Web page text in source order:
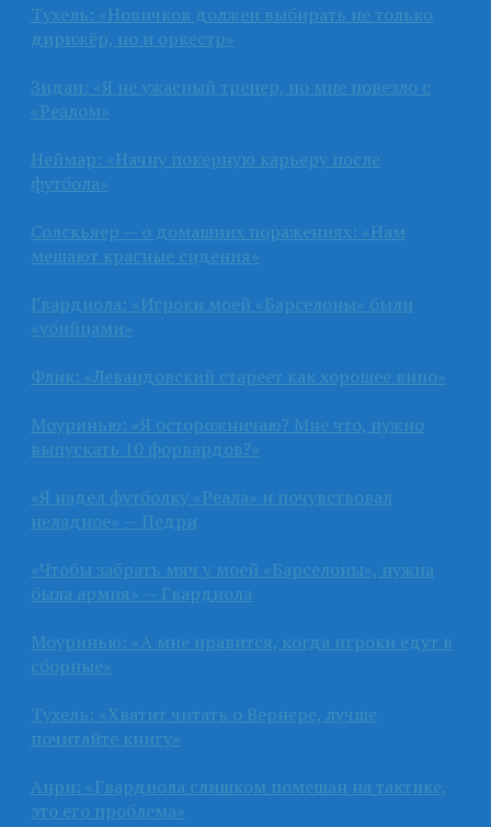
Тухель: «Новичков должен выбирать не только
дирижёр, но и оркестр»
Зидан: «Я не ужасный тренер, но мне повезло с
«Реалом»
Неймар: «Начну покерную карьеру после
футбола»
Солскьяер — о домашних поражениях: «Нам
мешают красные сидения»
Гвардиола: «Игроки моей «Барселоны» были
«убийцами»
Флик: «Левандовский стареет как хорошее вино»
Моуринью: «Я осторожничаю? Мне что, нужно
выпускать 10 форвардов?»
«Я надел футболку «Реала» и почувствовал
неладное» — Педри
«Чтобы забрать мяч у моей «Барселоны», нужна
была армия» — Гвардиола
Моуринью: «А мне нравится, когда игроки едут в
сборные»
Тухель: «Хватит читать о Вернере, лучше
почитайте книгу»
Анри: «Гвардиола слишком помешан на тактике,
это его проблема»